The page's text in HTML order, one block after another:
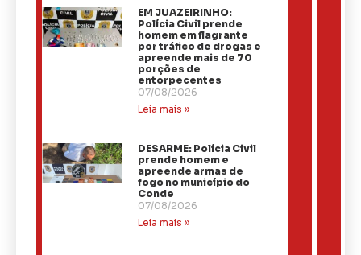
EM JUAZEIRINHO:
Polícia Civil prende
homem em flagrante
por tráfico de drogas e
apreende mais de 70
porções de
entorpecentes
07/08/2026
Leia mais »
DESARME: Polícia Civil
prende homem e
apreende armas de
fogo no município do
Conde
07/08/2026
Leia mais »